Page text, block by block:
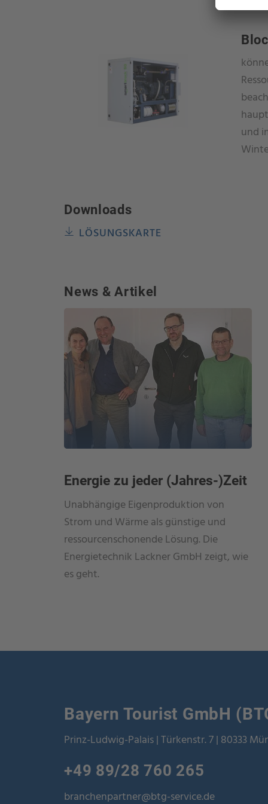
und
Downloads
LÖSUNGSKARTE
News & Artikel
Energie zu jeder (Jahres-)Zeit
Unabhängige Eigenproduktion von
Strom und Wärme als günstige und
ressourcenschonende Lösung. Die
Energietechnik Lackner GmbH zeigt, wie
es geht.
Bayern Tourist GmbH
Prinz-Ludwig-Palais | Türkenstr. 7 | 80333
+49 89/28 760 265
branchenpartner@btg-service.de